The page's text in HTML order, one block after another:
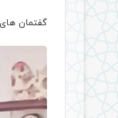
گفتمان